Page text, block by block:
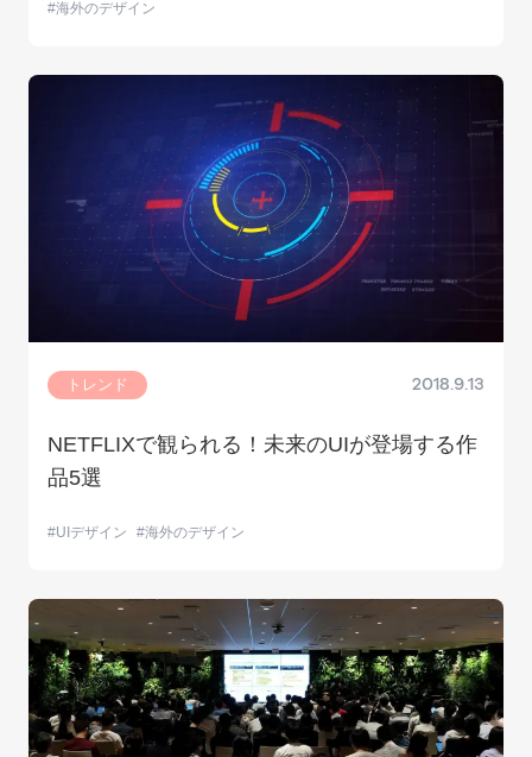
海外のデザイン
トレンド 2018.9.13
NETFLIXで観られる！未来のUIが登場する作
品5選
UIデザイン 海外のデザイン